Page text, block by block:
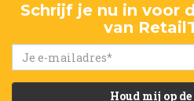
Schrijf je nu in voor
van
Houd mij op